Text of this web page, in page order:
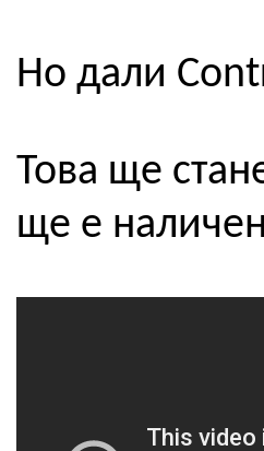
Но дали
Това ще
ще е